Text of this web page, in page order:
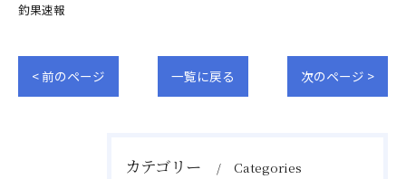
釣果速報
< 前のページ 一覧に戻る 次のページ >
カテゴリー Categories